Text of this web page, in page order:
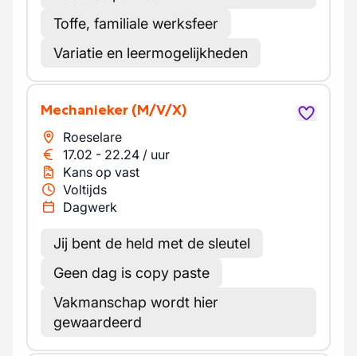
Toffe, familiale werksfeer
Variatie en leermogelijkheden
Mechanieker (M/V/X)
Roeselare
17.02 - 22.24 / uur
Kans op vast
Voltijds
Dagwerk
Jij bent de held met de sleutel
Geen dag is copy paste
Vakmanschap wordt hier
gewaardeerd